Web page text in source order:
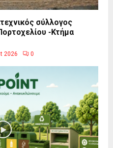
σύλλογος
-Κτήμα
2026 0